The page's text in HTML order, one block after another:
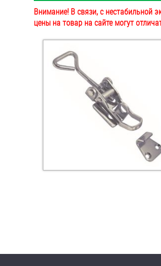
Антивандальный крепёж,
инструмент
Болты и винты
Втулки
Дюймовый крепёж
Заклепки (Гайки-Заклепки)
Оснастка и аксессуары для
Внимание! В связи, с нестабильной
цены на товар на сайте могут